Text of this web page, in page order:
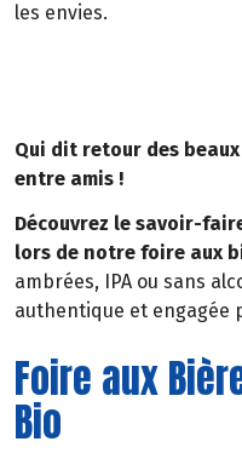
les envies.
Qui dit retour des
entre amis !
Découvrez le savoir-
lors de notre foire aux
ambrées, IPA ou sans
authentique et engagée
Foire aux
Bio